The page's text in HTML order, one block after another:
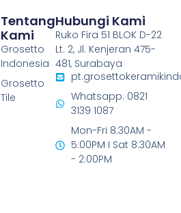
Tentang
Kami
Grosetto
Indonesia
Grosetto
Tile
Hubungi Kami
Ruko Fira 51 BLOK D-22
Lt. 2, Jl. Kenjeran 475-
481, Surabaya
Whatsapp: 0821
3139 1087
Mon-Fri 8:30AM -
5:00PM I Sat 8:30AM
- 2:00PM